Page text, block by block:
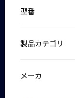
型番
製品カテゴリ
メーカ